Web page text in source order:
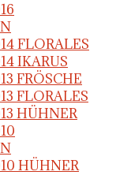
FLORALES
IKARUS
FRÖSCHE
FLORALES
HÜHNER
HÜHNER